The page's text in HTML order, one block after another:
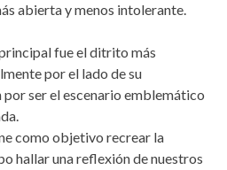
abierta y menos intolerante.
fue el ditrito más
por el lado de su
ser el escenario emblemático
como objetivo recrear la
hallar una reflexión de nuestros